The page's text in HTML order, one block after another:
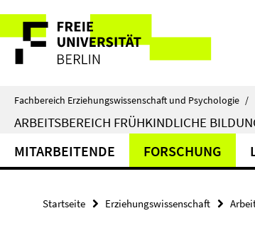
direkt
Inhalt
Service-
Navigation
Fachbereich Erziehungswissenschaft und Psychologie /
ARBEITSBEREICH FRÜHKINDLICHE
MITARBEITENDE FORSCHUNG
Startseite Erziehungswissenschaft